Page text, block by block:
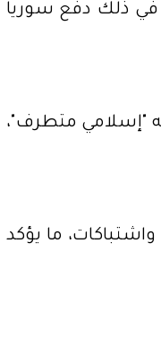
في ذلك دفع سوريا
"إسلامي متطرف"،
ما يؤكد